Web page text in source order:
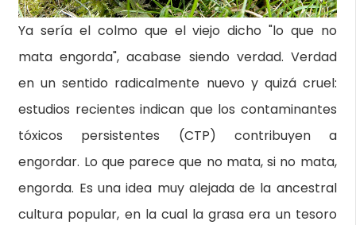
Ya sería el colmo que el viejo dicho "lo que no
mata engorda", acabase siendo verdad. Verdad
en un sentido radicalmente nuevo y quizá cruel:
estudios recientes indican que los contaminantes
tóxicos persistentes (CTP) contribuyen a
engordar. Lo que parece que no mata, si no mata,
engorda. Es una idea muy alejada de la ancestral
cultura popular, en la cual la grasa era un tesoro